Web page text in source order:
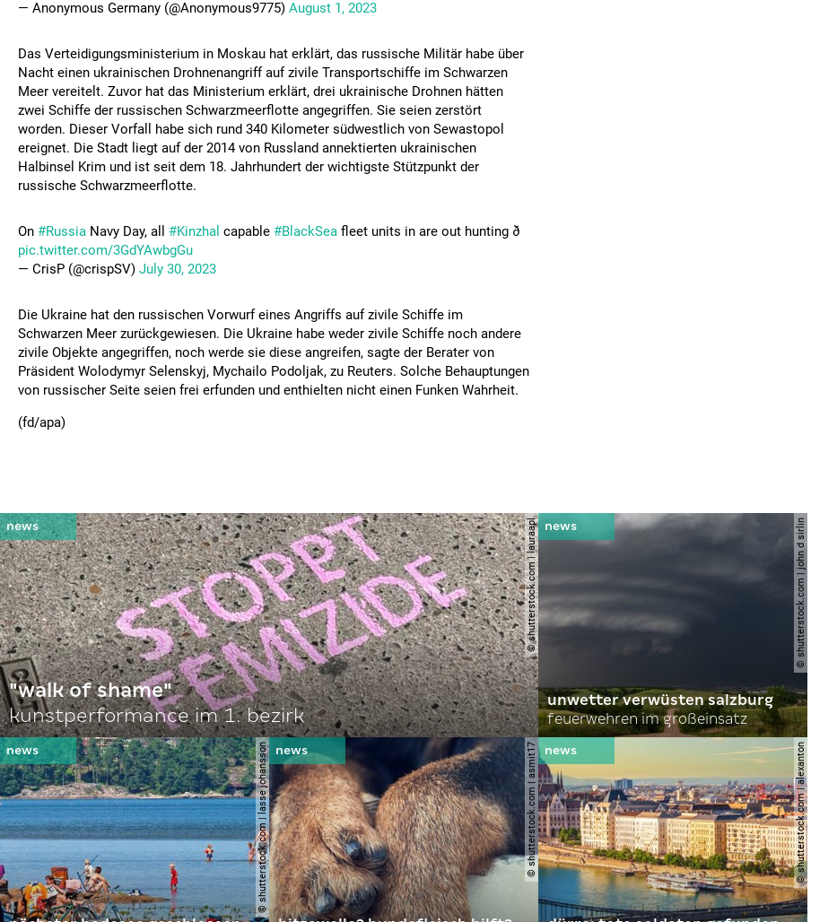
— Anonymous Germany (@Anonymous9775) August 1, 2023
Das Verteidigungsministerium in Moskau hat erklärt, das russische Militär habe über
Nacht einen ukrainischen Drohnenangriff auf zivile Transportschiffe im Schwarzen
Meer vereitelt. Zuvor hat das Ministerium erklärt, drei ukrainische Drohnen hätten
zwei Schiffe der russischen Schwarzmeerflotte angegriffen. Sie seien zerstört
worden. Dieser Vorfall habe sich rund 340 Kilometer südwestlich von Sewastopol
ereignet. Die Stadt liegt auf der 2014 von Russland annektierten ukrainischen
Halbinsel Krim und ist seit dem 18. Jahrhundert der wichtigste Stützpunkt der
russische Schwarzmeerflotte.
On #Russia Navy Day, all #Kinzhal capable #BlackSea fleet units in are out hunting ð
pic.twitter.com/3GdYAwbgGu
— CrisP (@crispSV) July 30, 2023
Die Ukraine hat den russischen Vorwurf eines Angriffs auf zivile Schiffe im
Schwarzen Meer zurückgewiesen. Die Ukraine habe weder zivile Schiffe noch andere
zivile Objekte angegriffen, noch werde sie diese angreifen, sagte der Berater von
Präsident Wolodymyr Selenskyj, Mychailo Podoljak, zu Reuters. Solche Behauptungen
von russischer Seite seien frei erfunden und enthielten nicht einen Funken Wahrheit.
(fd/apa)
© shutterstock.com | lauraapl
"walk of shame"
kunstperformance im 1. bezirk
© shutterstock.com | john d sirlin
unwetter verwüsten salzburg
feuerwehren im großeinsatz
© shutterstock.com | lasse johansson © shutterstock.com | asmit17 © shutterstock.com | alexanton